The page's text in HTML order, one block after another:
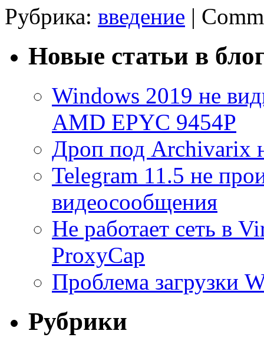
Рубрика: введение |
Новые статьи в
Windows 2019 не
AMD EPYC 9454P
Дроп под Archivarix
Telegram 11.5 не
видеосообщения
Не работает сеть в
ProxyCap
Проблема загрузки
Рубрики